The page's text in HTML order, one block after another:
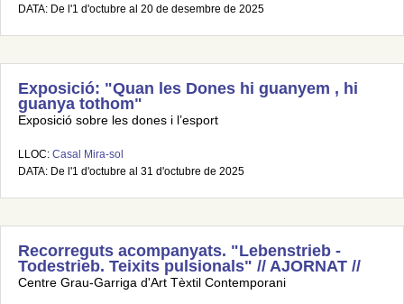
DATA: De l'1 d'octubre al 20 de desembre de 2025
Exposició: "Quan les Dones hi guanyem , hi
guanya tothom"
Exposició sobre les dones i l’esport
LLOC: Casal Mira-sol
DATA: De l'1 d'octubre al 31 d'octubre de 2025
Recorreguts acompanyats. "Lebenstrieb -
Todestrieb. Teixits pulsionals" // AJORNAT //
Centre Grau-Garriga d'Art Tèxtil Contemporani